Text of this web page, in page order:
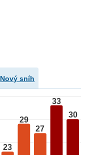
Nový sníh
23
29
27
33
30